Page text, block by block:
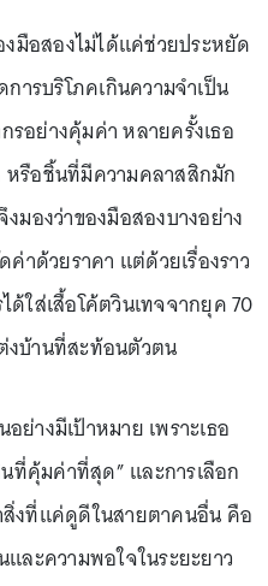
งมือสองไม่ได้แค่ช่วยประหยัด
ารบริโภคเกินความจำเป็น
รอย่างคุ้มค่า หลายครั้งเธอ
รือชิ้นที่มีความคลาสสิกมัก
มองว่าของมือสองบางอย่าง
าด้วยราคา แต่ด้วยเรื่องราว
ใส่เสื้อโค้ตวินเทจจากยุค 70
งบ้านที่สะท้อนตัวตน
ย่างมีเป้าหมาย เพราะเธอ
ที่คุ้มค่าที่สุด” และการเลือก
งที่แค่ดูดีในสายตาคนอื่น คือ
ละความพอใจในระยะยาว